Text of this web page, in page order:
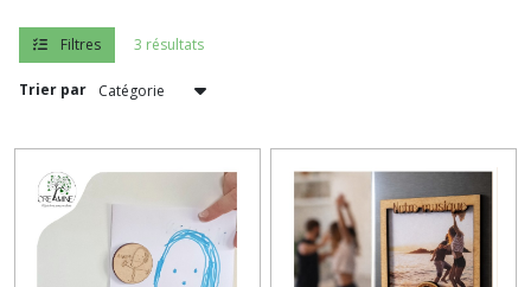
Filtres 3 résultats
Trier par
à
vin
(6)
famille
(1)
Dessous